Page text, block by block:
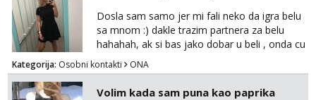
Dosla sam samo jer mi fali neko da igra belu
sa mnom :) dakle trazim partnera za belu
hahahah, ak si bas jako dobar u beli , onda cu
razmislit za dalje Klikni na link ispod i nadji me
tamo, cekam te!
Kategorija: Osobni kontakti ONA
Volim kada sam puna kao paprika